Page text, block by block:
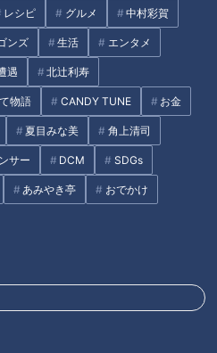
レシピ グルメ 中村彩賀
ンズ 生活 エンタメ
遇 北辻利寿
物語 CANDY TUNE お金
夏目みな美 角上清司
サー DCM SDGs
あみやき亭 おでかけ
ジングルに残る"元相方のギャ
グ"どうする？